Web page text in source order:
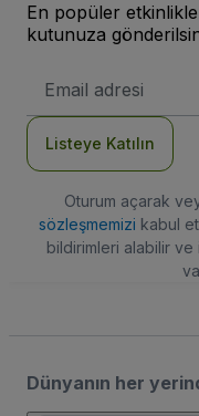
En popüler
kutunuza
posta
Listeye Katılın
Oturum açarak
sözleşmemizi kabul
bildirimleri alabilir
Dünyanın her